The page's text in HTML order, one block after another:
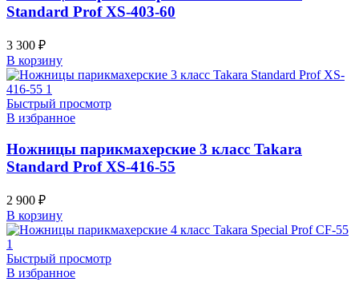
Standard Prof XS-403-60
3 300 ₽
В корзину
Быстрый просмотр
В избранное
Ножницы парикмахерские 3 класс Takara
Standard Prof XS-416-55
2 900 ₽
В корзину
Быстрый просмотр
В избранное